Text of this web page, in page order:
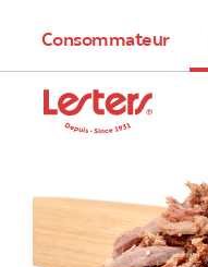
Consommateur